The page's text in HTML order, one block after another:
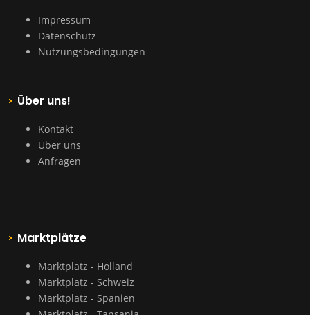
Impressum
Datenschutz
Nutzungsbedingungen
Über uns!
Kontakt
Über uns
Anfragen
Marktplätze
Marktplatz - Holland
Marktplatz - Schweiz
Marktplatz - Spanien